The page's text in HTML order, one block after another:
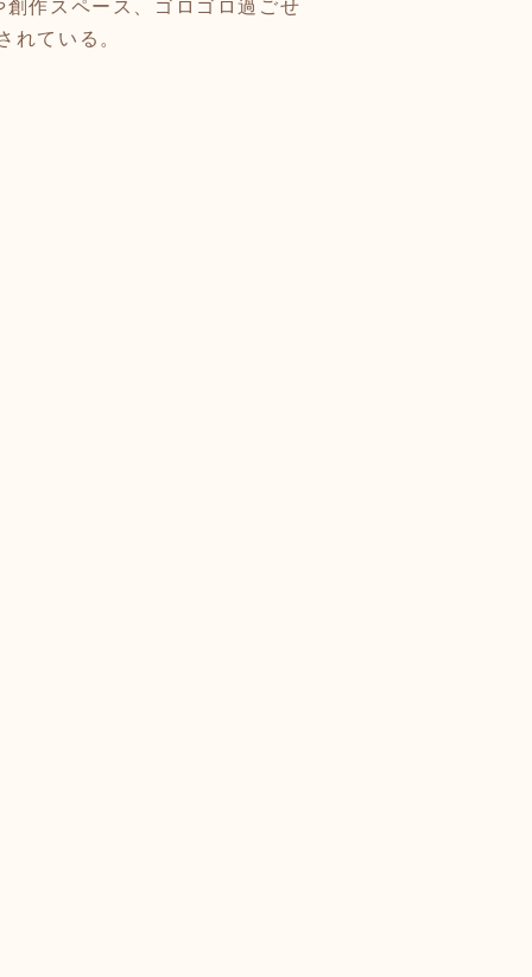
作スペース、ゴロゴロ過ごせ
れている。